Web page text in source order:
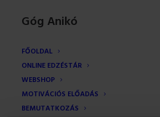
Góg Anikó
FŐOLDAL
ONLINE EDZÉSTÁR
WEBSHOP
MOTIVÁCIÓS ELŐADÁS
BEMUTATKOZÁS